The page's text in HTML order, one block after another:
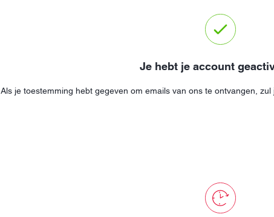
Je hebt je account
Als je toestemming hebt gegeven om emails van ons te ontvangen,